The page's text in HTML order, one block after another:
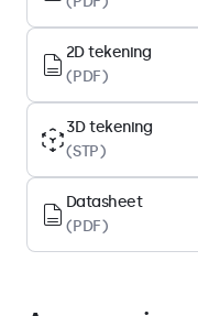
Pixels per inch
190 PPI
Type paneel
IPS-LCD
Backlight
LED
Oppervlak
Anti-glare harde
2D tekening
(PDF)
3D tekening
(STP)
Datasheet
(PDF)